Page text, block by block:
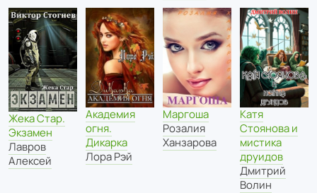
Жека Стар.
Экзамен
Лавров
Алексей
Академия
огня.
Дикарка
Лора Рэй
Маргоша
Розалия
Ханзарова
Катя
Стоянова и
мистика
друидов
Дмитрий
Волин